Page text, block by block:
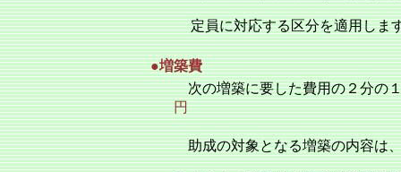
定員に対応する区分を適用しま
●増築費
次の増築に要した費用の２分の
円
助成の対象となる増築の内容は